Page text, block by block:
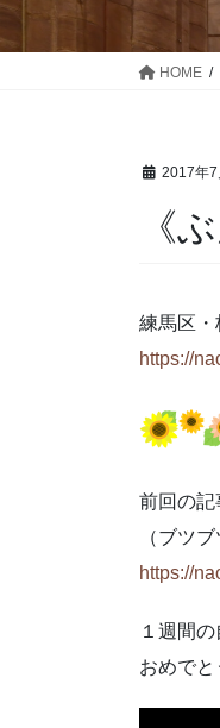
HOME
2017年7
《
練馬区
https://
前回の記
（ブツ
https://
１週間
おめでと